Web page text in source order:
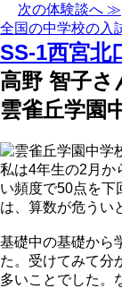
次の体験談へ ≫
全国の中学校の入
SS-1西宮北
高野 智子さ
雲雀丘学園
私は4年生の2月か
い頻度で50点を下
は、算数が危うい
基礎中の基礎から
た。受けてみて分
多いことでした。